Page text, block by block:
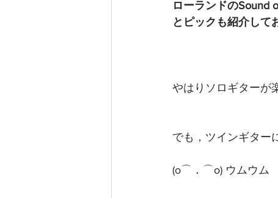
ローランドのSound
とピックも紹介して
やはりソロギターが
でも，ツインギター
(o⌒．⌒o) ウムウム